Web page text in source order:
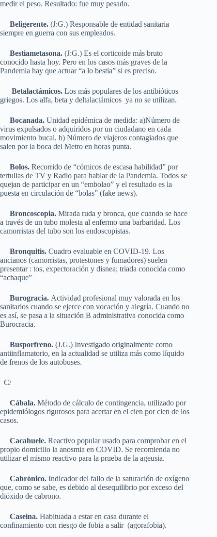
medir el peso. Resultado: fue muy pesado.
Beligerente. (J:G.) Responsable de entidad sanitaria
siempre en guerra con sus empleados.
Bestiametasona. (J:G.) Es el corticoide más bruto
conocido hasta hoy. Pero en los casos más graves de la
Pandemia hay que actuar “a lo bestia” si es preciso.
Betalactámicos. Los más populares de los antibióticos
griegos. Los alfa, beta y deltalactámicos ya no se utilizan.
Bocanada. Unidad epidémica de medida: a)Número de
virus expulsados o adquiridos por un ciudadano en cada
movimiento bucal, b) Número de viajeros contagiados que
salen por la boca del Metro en horas punta.
Bolos. Recorrido de “cómicos de escasa habilidad” por
tertulias de TV y Radio para hablar de la Pandemia. Todos se
quejan de participar en un “embolao” y el resultado es la
puesta en circulación de “bolas” (fake news).
Broncoscopia. Mirada ruda y bronca, que cuando se hace
a través de un tubo molesta al enfermo una barbaridad. Los
camorristas del tubo son los endoscopistas.
Bronquitis. Cuadro evaluable en COVID-19. Los
ancianos (camorristas, protestones y fumadores) suelen
presentar : tos, expectoración y disnea; triada conocida como
“achaque”
Burogracia. Actividad profesional muy valorada en los
sanitarios cuando se ejerce con vocación y alegría. Cuando no
es así, se pasa a la situación B administrativa conocida como
Burocracia.
Busporfreno. (J.G.) Investigado originalmente como
antiinflamatorio, en la actualidad se utiliza más como líquido
de frenos de los autobuses.
C/
Cábala. Método de cálculo de contingencia, utilizado por
epidemiólogos rigurosos para acertar en el cien por cien de los
casos.
Cacahuele. Reactivo popular usado para comprobar en el
propio domicilio la anosmia en COVID. Se recomienda no
utilizar el mismo reactivo para la prueba de la ageusia.
Cabrónico. Indicador del fallo de la saturación de oxígeno
que, como se sabe, es debido al desequilibrio por exceso del
dióxido de cabrono.
Caseina. Habituada a estar en casa durante el
confinamiento con riesgo de fobia a salir (agorafobia).